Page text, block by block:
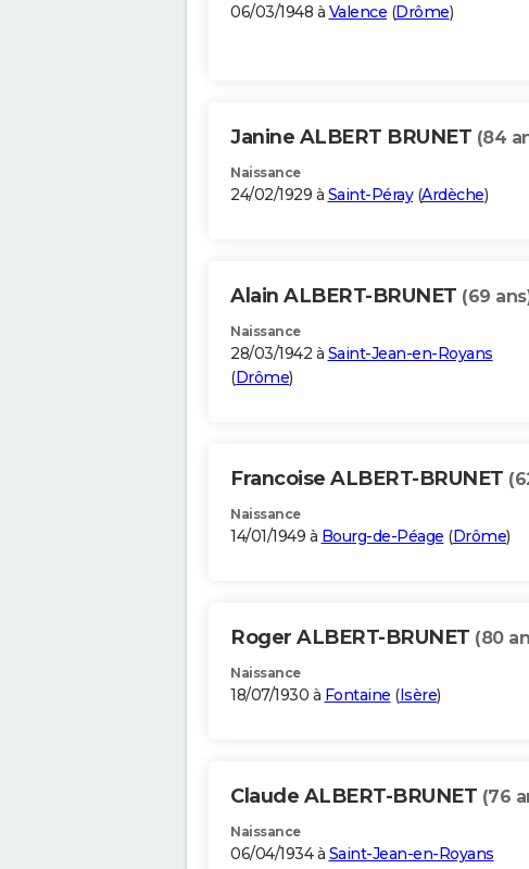
06/03/1948 à Valence (Drôme)
Janine ALBERT BRUNET (84
Naissance
24/02/1929 à Saint-Péray(Ardèche)
Alain ALBERT-BRUNET (69
Naissance
28/03/1942 à Saint-Jean-en-Royans
(Drôme)
Francoise ALBERT-BRUNET
Naissance
14/01/1949 à Bourg-de-Péage (Drôme)
Roger ALBERT-BRUNET (80
Naissance
18/07/1930 à Fontaine (Isère)
Claude ALBERT-BRUNET (76
Naissance
06/04/1934 à Saint-Jean-en-Royans